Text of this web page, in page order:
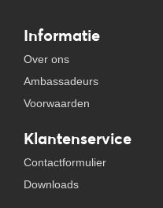
Informatie
Over ons
Ambassadeurs
Voorwaarden
Klantenservice
Contactformulier
Downloads